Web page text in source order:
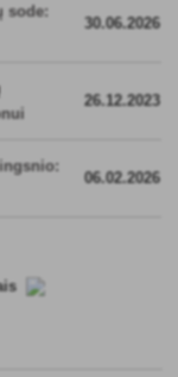
sode:
30.06.2026
26.12.2023
06.02.2026